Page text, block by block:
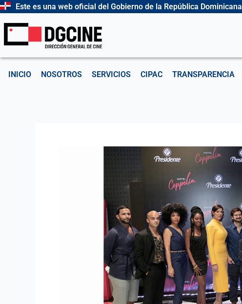
Ir
contenido
Este es una web oficial del Gobierno de la República Dominicana
INICIO NOSOTROS SERVICIOS CIPAC TRANSPARENCIA